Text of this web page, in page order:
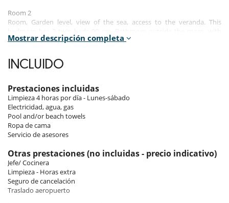
Room 2
Room, Garden level, view of the sea, access to the veranda. This
walk-in shower. separate WC room. This bedroom includes also air
Room 3
with walk-in shower. WC in the bathroom. This bedroom includes also
air conditioning.
Indoors and outdoors
pool with sun loungers and an outdoor seating area
Free Wi-Fi is available in the villa.
The villa has 3 bedrooms, 3 bathrooms, a separate toilet and a flat-
screen satellite TV with Netflix. It also has a dining area with dining
table, a fully equipped kitchen and a terrace with sea views.
BBQ facilities are available on site.
Mostrar descripción completa
INCLUIDO
Prestaciones incluidas
Limpieza 4 horas por día - Lunes-sábado
Electricidad, agua, gas
Pool and/or beach towels
Ropa de cama
Servicio de asesores
Otras prestaciones (no incluidas - precio indicativo)
Jefe/ Cocinera
Limpieza - Horas extra
Seguro de cancelación
Traslado aeropuerto